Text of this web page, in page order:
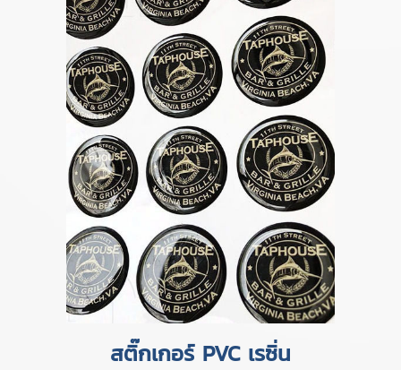
สติ๊กเกอร์ PVC เรซิ่น